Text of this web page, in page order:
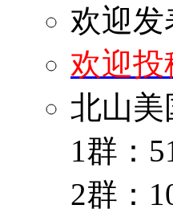
欢迎发
欢迎投
北山美
1群：
2群：